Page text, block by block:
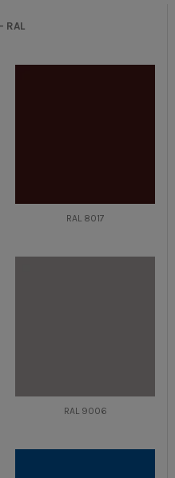
RAL
RAL 8017
RAL 9006